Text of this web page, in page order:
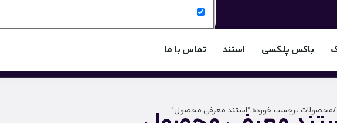
باکس پلکسی استند تماس با ما
/ محصولات برچسب خورده “استند معرفی محصول”